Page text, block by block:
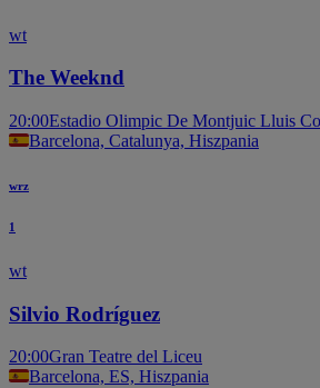
wt
The Weeknd
20:00Estadio Olimpic De Montjuic Lluis
Barcelona, Catalunya, Hiszpania
wrz
1
wt
Silvio Rodríguez
20:00Gran Teatre del Liceu
Barcelona, ES, Hiszpania